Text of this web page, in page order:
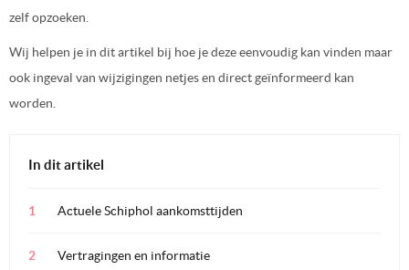
zelf opzoeken.
Wij helpen je in dit artikel bij hoe je deze eenvoudig kan vinden maar
ook ingeval van wijzigingen netjes en direct geïnformeerd kan
worden.
In dit artikel
Actuele Schiphol aankomsttijden
Vertragingen en informatie